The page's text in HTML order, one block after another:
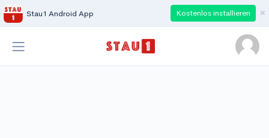
Stau1 Android App Kostenlos installieren ×